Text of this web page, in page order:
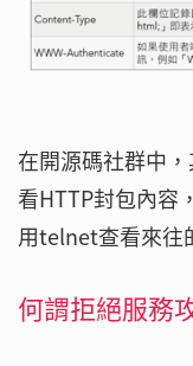
在開源碼社群中
看HTTP封包內容
用telnet查看來往
何謂拒絕服務